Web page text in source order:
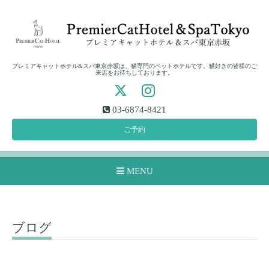
プレミアキャットホテル&スパ東京赤坂は、猫専門のペットホテルです。猫好きの皆様のご
来店をお待ちしております。
03-6874-8421
ご予約
MENU
ブログ